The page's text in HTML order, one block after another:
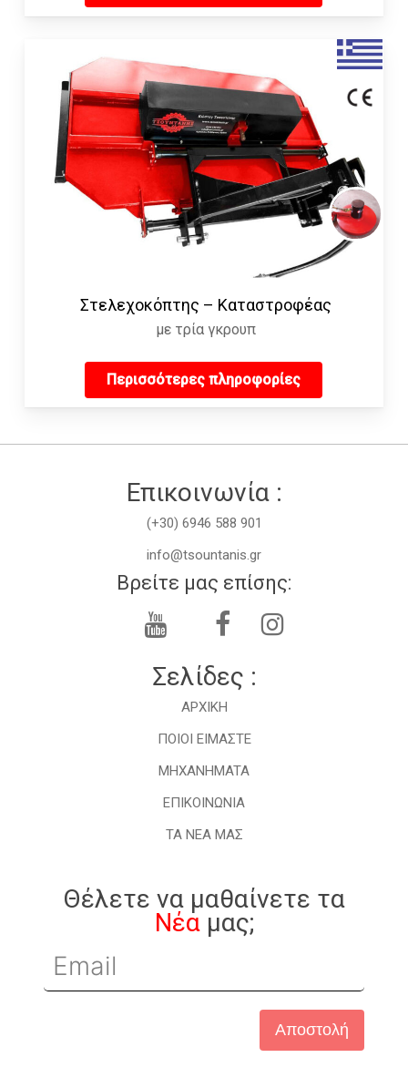
Στελεχοκόπτης – Καταστροφέας
με τρία γκρουπ
Περισσότερες πληροφορίες
Επικοινωνία :
(+30) 6946 588 901
info@tsountanis.gr
Βρείτε μας επίσης:
Σελίδες :
ΑΡΧΙΚΗ
ΠΟΙΟΙ ΕΙΜΑΣΤΕ
ΜHXANHMATA
ΕΠΙΚΟΙΝΩΝΙΑ
ΤΑ ΝΕΑ ΜΑΣ
Θέλετε να μαθαίνετε τα
Νέαμας;
Αποστολή